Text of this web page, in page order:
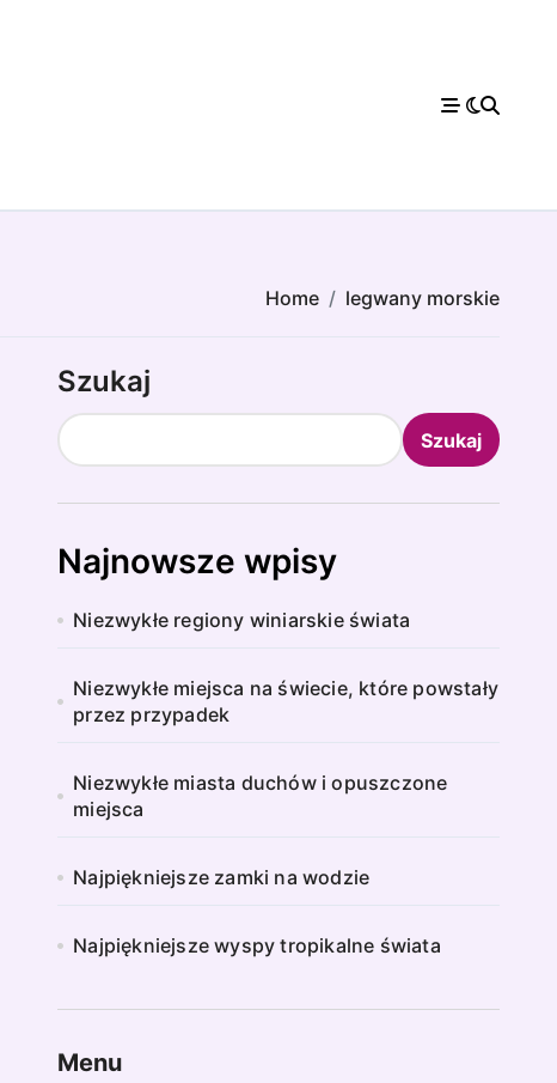
Home legwany morskie
Szukaj
Szukaj
Najnowsze wpisy
Niezwykłe regiony winiarskie świata
Niezwykłe miejsca na świecie, które powstały
przez przypadek
Niezwykłe miasta duchów i opuszczone
miejsca
Najpiękniejsze zamki na wodzie
Najpiękniejsze wyspy tropikalne świata
Menu